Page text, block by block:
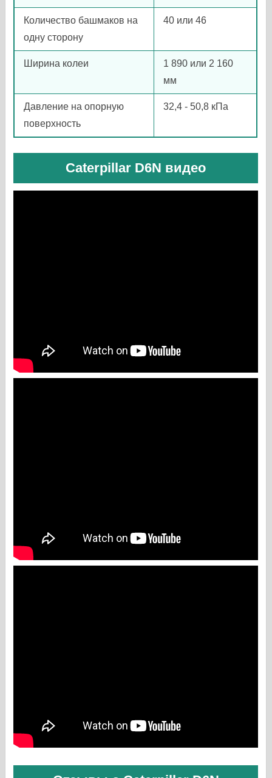
Количество башмаков на
одну сторону
40 или 46
Ширина колеи
1 890 или 2 160
мм
Давление на опорную
поверхность
32,4 - 50,8 кПа
Caterpillar D6N видео